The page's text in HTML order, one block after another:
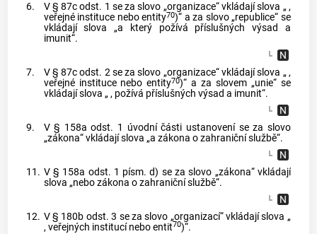
6.
V § 87c odst. 1 se za slovo „organizace“ vkládají slova „ ,
veřejné instituce nebo entity70)“ a za slovo „republice“ se
vkládají slova „a který požívá příslušných výsad a
imunit“.
7.
V § 87c odst. 2 se za slovo „organizace“ vkládají slova „ ,
veřejné instituce nebo entity70)“ a za slovem „unie“ se
vkládají slova „ , požívá příslušných výsad a imunit“.
9.
V § 158a odst. 1 úvodní části ustanovení se za slovo
„zákona“ vkládají slova „a zákona o zahraniční službě“.
11. V § 158a odst. 1 písm. d) se za slovo „zákona“ vkládají
slova „nebo zákona o zahraniční službě“.
12. V § 180b odst. 3 se za slovo „organizací“ vkládají slova „
, veřejných institucí nebo entit70)“.